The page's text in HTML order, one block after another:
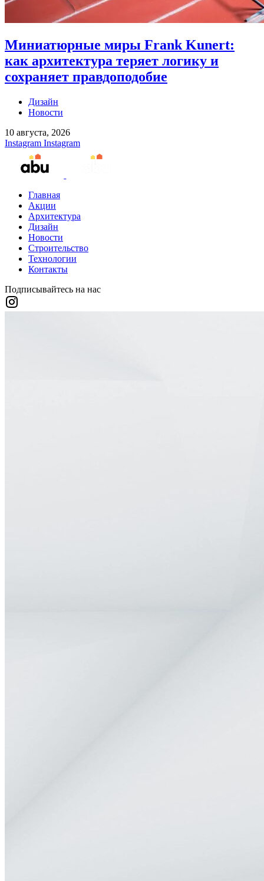
Миниатюрные миры Frank Kunert:
как архитектура теряет логику и
сохраняет правдоподобие
Дизайн
Новости
10 августа, 2026
Instagram Instagram
Главная
Акции
Архитектура
Дизайн
Новости
Строительство
Технологии
Контакты
Подписывайтесь на нас